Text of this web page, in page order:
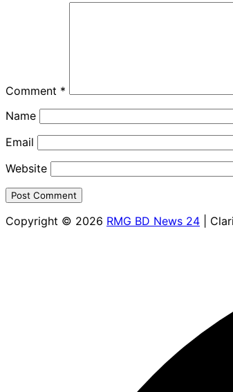
Comment *
Name
Email
Website
Copyright © 2026 RMG BD News 24 |